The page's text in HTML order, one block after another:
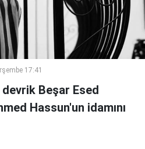
17:41
Beşar Esed
Hassun'un idamını